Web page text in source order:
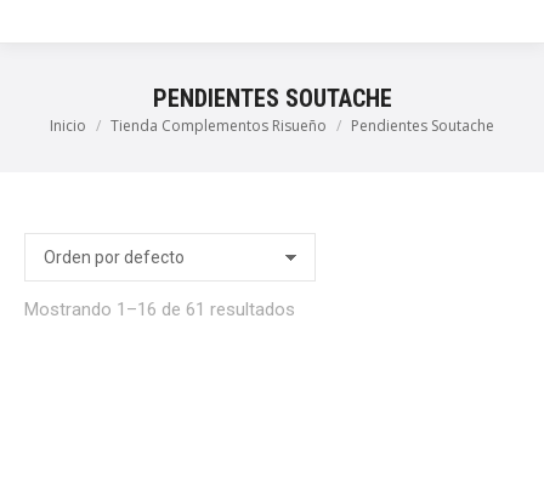
PENDIENTES SOUTACHE
Estás aquí:
Inicio Tienda Complementos Risueño Pendientes Soutache
Mostrando 1–16 de 61 resultados